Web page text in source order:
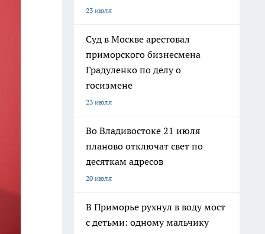
23 июля
Суд в Москве арестовал
приморского бизнесмена
Градуленко по делу о
госизмене
23 июля
Во Владивостоке 21 июля
планово отключат свет по
десяткам адресов
20 июля
В Приморье рухнул в воду мост
с детьми: одному мальчику